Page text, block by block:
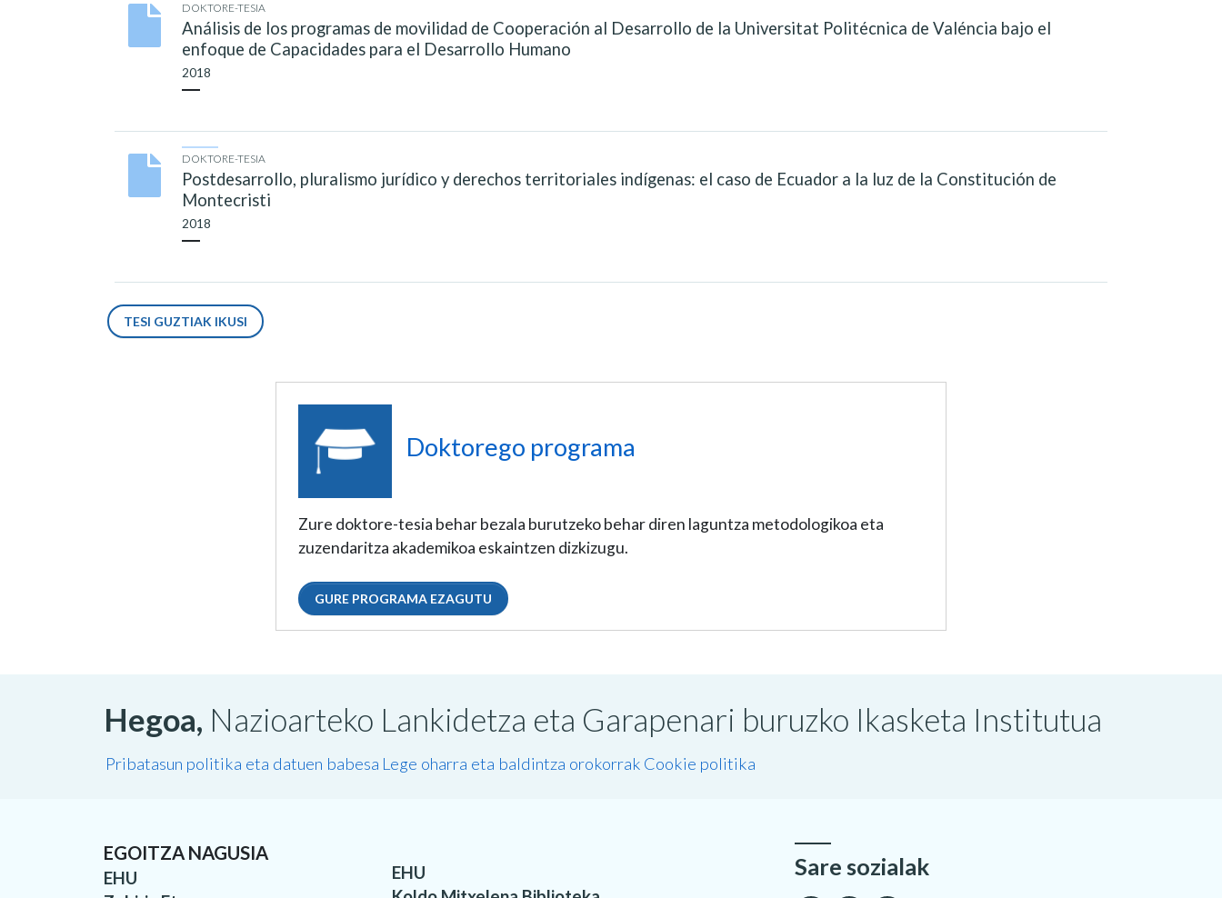
DOKTORE-TESIA
Análisis de los programas de movilidad de Cooperación al Desarrollo de la Universitat Politécnica de Valéncia bajo el
enfoque de Capacidades para el Desarrollo Humano
2018
DOKTORE-TESIA
Postdesarrollo, pluralismo jurídico y derechos territoriales indígenas: el caso de Ecuador a la luz de la Constitución de
Montecristi
2018
TESI GUZTIAK IKUSI
Doktorego programa
Zure doktore-tesia behar bezala burutzeko behar diren laguntza metodologikoa eta
zuzendaritza akademikoa eskaintzen dizkizugu.
GURE PROGRAMA EZAGUTU
Hegoa, Nazioarteko Lankidetza eta Garapenari buruzko Ikasketa Institutua
Pribatasun politika eta datuen babesa Lege oharra eta baldintza orokorrak Cookie politika
EGOITZA NAGUSIA
EHU
EHU
Sare sozialak